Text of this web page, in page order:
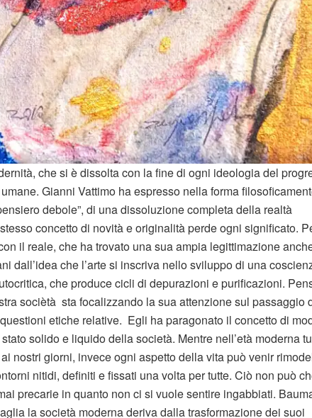
che si è dissolta con la fine di ogni ideologia del
Gianni Vattimo ha espresso nella forma
debole”, di una dissoluzione completa della realtà
concetto di novità e originalità perde ogni significato.
il reale, che ha trovato una sua ampia legittimazione
dall’idea che l’arte si inscriva nello sviluppo di una
che produce cicli di depurazioni e purificazioni.
sociètà sta focalizzando la sua attenzione sul passaggio
etiche relative. Egli ha paragonato il concetto di
solido e liquido della società. Mentre nell’età moderna
nostri giorni, invece ogni aspetto della vita può venir
nitidi, definiti e fissati una volta per tutte. Ciò non può
precarie in quanto non ci si vuole sentire ingabbiati.
la società moderna deriva dalla trasformazione dei suoi